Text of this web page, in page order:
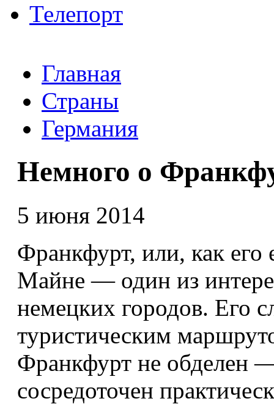
Телепорт
Главная
Страны
Германия
Немного о
5 июня 2014
Франкфурт, или, как
Майне — один из
немецких городов. Его
туристическим
Франкфурт не обделен
сосредоточен